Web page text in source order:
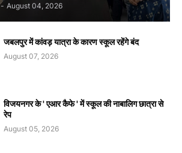
- August 04, 2026
जबलपुर में कांवड़ यात्रा के कारण स्कूल रहेंगे बंद
August 07, 2026
विजयनगर के ' एआर कैफे ' में स्कूल की नाबालिग छात्रा से
रेप
August 05, 2026